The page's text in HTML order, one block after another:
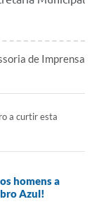
de Imprensa
a curtir esta
homens a
Azul!